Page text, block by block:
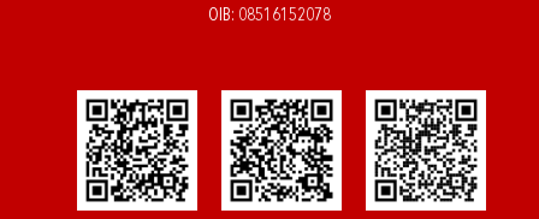
OIB: 08516152078